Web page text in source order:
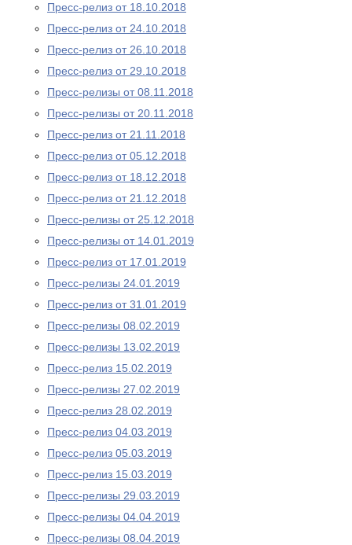
Пресс-релиз от 18.10.2018
Пресс-релиз от 24.10.2018
Пресс-релиз от 26.10.2018
Пресс-релиз от 29.10.2018
Пресс-релизы от 08.11.2018
Пресс-релизы от 20.11.2018
Пресс-релиз от 21.11.2018
Пресс-релиз от 05.12.2018
Пресс-релиз от 18.12.2018
Пресс-релиз от 21.12.2018
Пресс-релизы от 25.12.2018
Пресс-релизы от 14.01.2019
Пресс-релиз от 17.01.2019
Пресс-релизы 24.01.2019
Пресс-релиз от 31.01.2019
Пресс-релизы 08.02.2019
Пресс-релизы 13.02.2019
Пресс-релиз 15.02.2019
Пресс-релизы 27.02.2019
Пресс-релиз 28.02.2019
Пресс-релиз 04.03.2019
Пресс-релиз 05.03.2019
Пресс-релиз 15.03.2019
Пресс-релизы 29.03.2019
Пресс-релизы 04.04.2019
Пресс-релизы 08.04.2019